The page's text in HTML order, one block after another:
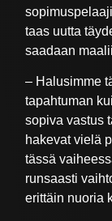
taas uutta
saadaan
– Halusimme
tapahtuman
sopiva vastus
hakevat vielä
tässä
runsaasti
erittäin nuoria